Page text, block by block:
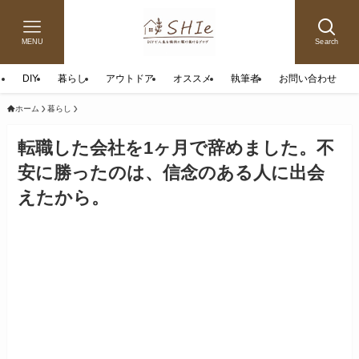
Search
MENU
DIY 暮らし アウトドア オススメ 執筆者 お問い合わせ
ホーム 暮らし
転職した会社を1ヶ月で辞めました。不
安に勝ったのは、信念のある人に出会
えたから。